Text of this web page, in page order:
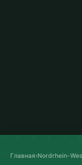
Главная›Nordrhein-